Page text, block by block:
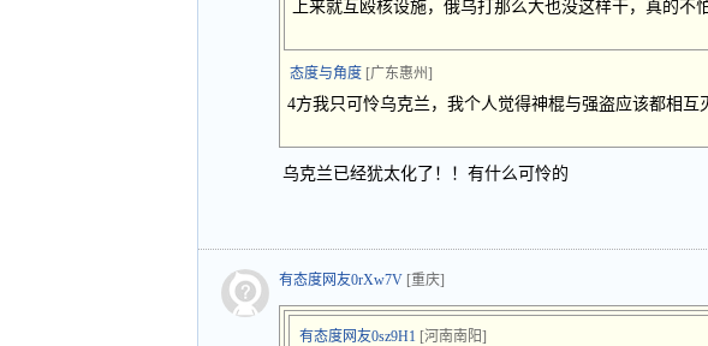
上来就互殴核设施，俄乌打那么大也没这样干，真的不
态度与角度 [广东惠州]
4方我只可怜乌克兰，我个人觉得神棍与强盗应该都相互
乌克兰已经犹太化了！！有什么可怜的
有态度网友0rXw7V [重庆]
有态度网友0sz9H1 [河南南阳]